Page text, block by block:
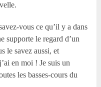
vous ce qu’il y a dans
supporte le regard d’un
le savez aussi, et
en moi ! Je suis un
les basses-cours du